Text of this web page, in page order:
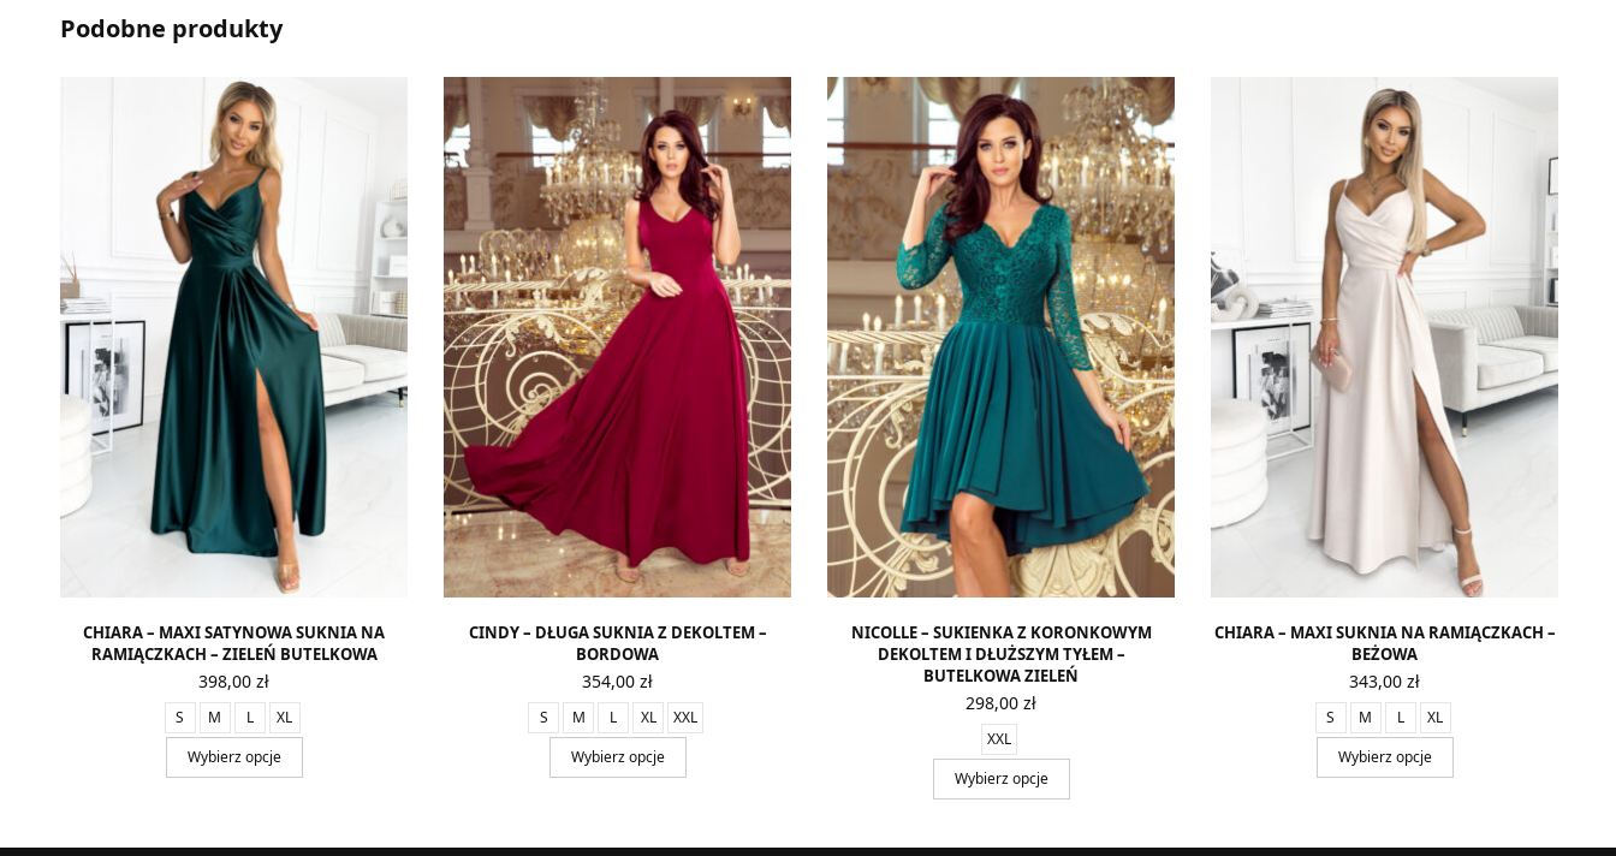
Podobne produkty
CHIARA – MAXI SATYNOWA SUKNIA NA
RAMIĄCZKACH – ZIELEŃ BUTELKOWA
398,00 zł
S M L
XL
Wybierz opcje
CINDY – DŁUGA SUKNIA Z DEKOLTEM –
BORDOWA
354,00 zł
S M L XL
XXL
Wybierz opcje
NICOLLE – SUKIENKA Z KORONKOWYM
DEKOLTEM I DŁUŻSZYM TYŁEM –
BUTELKOWA ZIELEŃ
298,00 zł
XXL
Wybierz opcje
CHIARA – MAXI SUKNIA NA RAMIĄCZKACH –
BEŻOWA
343,00 zł
S M L
XL
Wybierz opcje